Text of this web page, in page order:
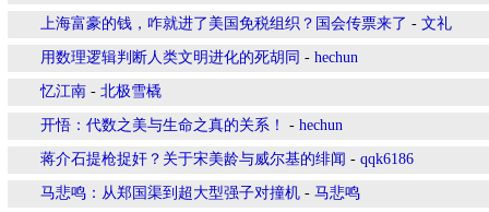
上海富豪的钱，咋就进了美国免税组织？国会传票来了 - 文礼
用数理逻辑判断人类文明进化的死胡同 - hechun
忆江南 - 北极雪橇
开悟：代数之美与生命之真的关系！ - hechun
蒋介石提枪捉奸？关于宋美龄与威尔基的绯闻 - qqk6186
马悲鸣：从郑国渠到超大型强子对撞机 - 马悲鸣